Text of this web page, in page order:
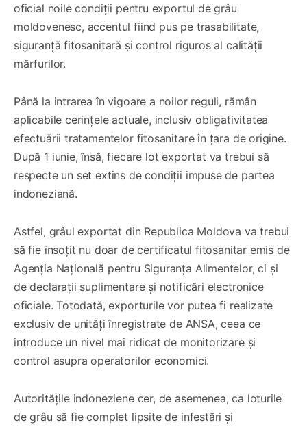
oficial noile condiții pentru exportul de grâu
moldovenesc, accentul fiind pus pe trasabilitate,
siguranță fitosanitară și control riguros al calității
mărfurilor.
Până la intrarea în vigoare a noilor reguli, rămân
aplicabile cerințele actuale, inclusiv obligativitatea
efectuării tratamentelor fitosanitare în țara de origine.
După 1 iunie, însă, fiecare lot exportat va trebui să
respecte un set extins de condiții impuse de partea
indoneziană.
Astfel, grâul exportat din Republica Moldova va trebui
să fie însoțit nu doar de certificatul fitosanitar emis de
Agenția Națională pentru Siguranța Alimentelor, ci și
de declarații suplimentare și notificări electronice
oficiale. Totodată, exporturile vor putea fi realizate
exclusiv de unități înregistrate de ANSA, ceea ce
introduce un nivel mai ridicat de monitorizare și
control asupra operatorilor economici.
Autoritățile indoneziene cer, de asemenea, ca loturile
de grâu să fie complet lipsite de infestări și